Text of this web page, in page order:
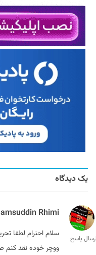
یک دیدگاه
Rhimi
سلام احترام لطفا
ووچر خوده نقد
پاسخ